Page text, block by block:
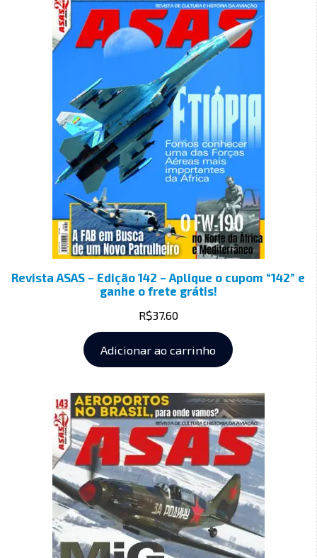
Revista ASAS – Edição 142 – Aplique o cupom “142” e
ganhe o frete grátis!
R$37.60
Adicionar ao carrinho